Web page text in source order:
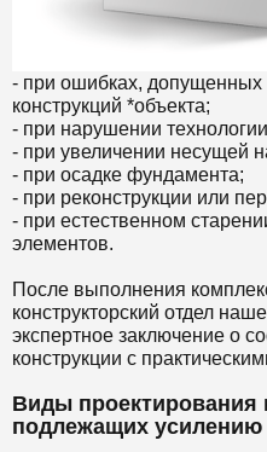
- при ошибках, допущенных
конструкций *объекта;
- при нарушении
- при увеличении несущей
- при осадке фундамента;
- при реконструкции или
- при естественном
элементов.
После выполнения
конструкторский отдел
экспертное заключение о
конструкции с
Виды проектирования
подлежащих усилению